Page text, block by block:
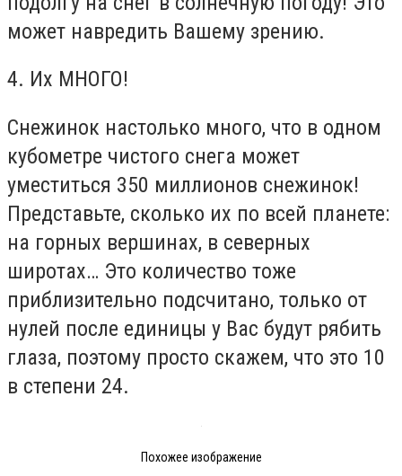
может навредить Вашему зрению.
4. Их МНОГО!
Снежинок настолько много, что в одном
кубометре чистого снега может
уместиться 350 миллионов снежинок!
Представьте, сколько их по всей планете:
на горных вершинах, в северных
широтах… Это количество тоже
приблизительно подсчитано, только от
нулей после единицы у Вас будут рябить
глаза, поэтому просто скажем, что это 10
в степени 24.
Похожее изображение